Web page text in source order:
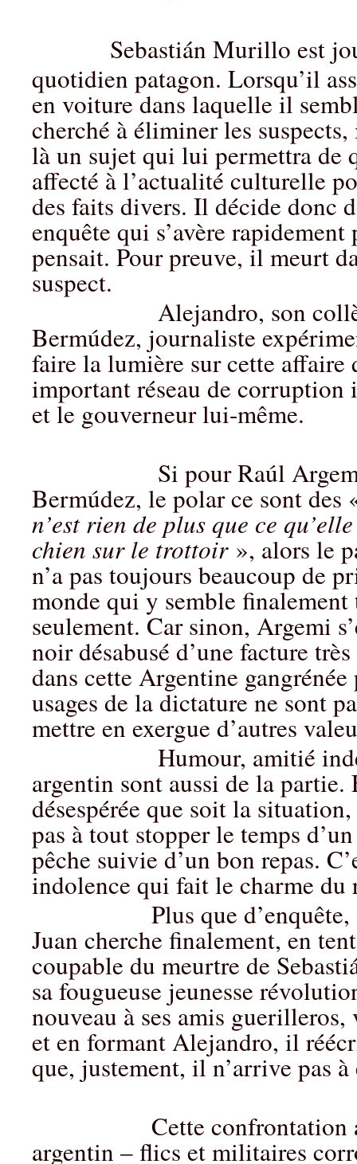
Sebastián Murillo est
quotidien patagon. Lorsqu’il
en voiture dans laquelle il
cherché à éliminer les
là un sujet qui lui permettra
affecté à l’actualité culturelle
des faits divers. Il décide donc
enquête qui s’avère
pensait. Pour preuve, il meurt
suspect.
Alejandro, son
Bermúdez, journaliste
faire la lumière sur cette
important réseau de
et le gouverneur lui-même.
Si pour Raúl Argemí,
Bermúdez, le polar ce sont des
n’est rien de plus que ce
chien sur le trottoir», alors le
n’a pas toujours beaucoup de
monde qui y semble finalement
seulement. Car sinon, Argemi
noir désabusé d’une facture
dans cette Argentine
usages de la dictature ne sont
mettre en exergue d’autres
Humour, amitié
argentin sont aussi de la partie.
désespérée que soit la
pas à tout stopper le temps
pêche suivie d’un bon repas.
indolence qui fait le charme
Plus que d’enquête, on
Juan cherche finalement, en
coupable du meurtre de
sa fougueuse jeunesse
nouveau à ses amis
et en formant Alejandro, il
que, justement, il n’arrive pas
Cette confrontation
argentin – flics et militaires